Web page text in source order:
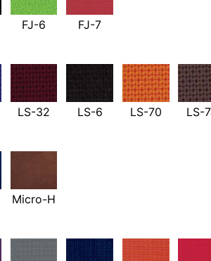
FJ-6
FJ-7
LS-32 LS-6 LS-70 LS-
Micro-H